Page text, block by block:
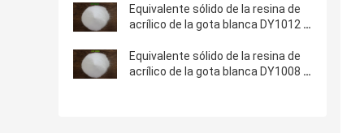
en resinas del espesamiento
Equivalente sólido de la resina de
acrílico de la gota blanca DY1012 a
agente de cuero del tratamiento
Equivalente sólido de la resina de
acrílico de la gota blanca DY1008 a